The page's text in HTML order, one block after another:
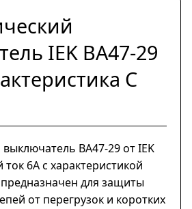
IEK ВА47-29
C
ВА47-29 от IEK
6А с характеристикой
для защиты
от перегрузок и коротких